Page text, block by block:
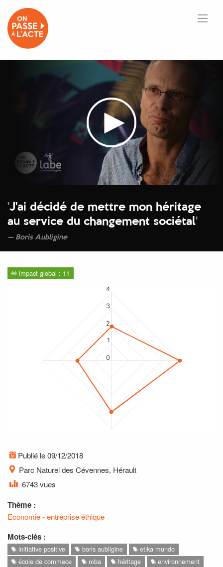
'J'ai décidé de mettre mon héritage
au service du changement sociétal'
Boris Aubligine
Impact global : 11
0
1
2
3
4
Publié le 09/12/2018
Parc Naturel des Cévennes, Hérault
6743 vues
Thème :
Economie - entreprise éthique
Mots-clés :
initiative positive boris aubligine
etika mundo
école de commece
mba héritage
environnement